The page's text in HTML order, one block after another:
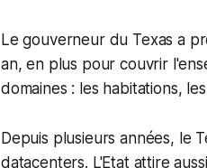
Le gouverneur du Texas a
an, en plus pour couvrir
domaines : les habitations,
Depuis plusieurs années, le
datacenters. L'Etat attire